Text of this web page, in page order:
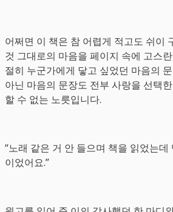
어쩌면 이 책은 참 어렵게 적고도 쉬이
것 그대로의 마음을 페이지 속에 고스
절히 누군가에게 닿고 싶었던 마음의
아닌 마음의 문장도 전부 사랑을 선택
할 수 없는 노릇입니다.
“노래 같은 거 안 들으며 책을 읽었는
이었어요.”